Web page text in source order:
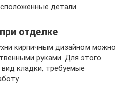
детали
отделке
кирпичным дизайном можно
руками. Для этого
кладки, требуемые